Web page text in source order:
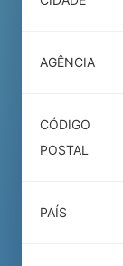
AGÊNCIA
CÓDIGO
POSTAL
PAÍS